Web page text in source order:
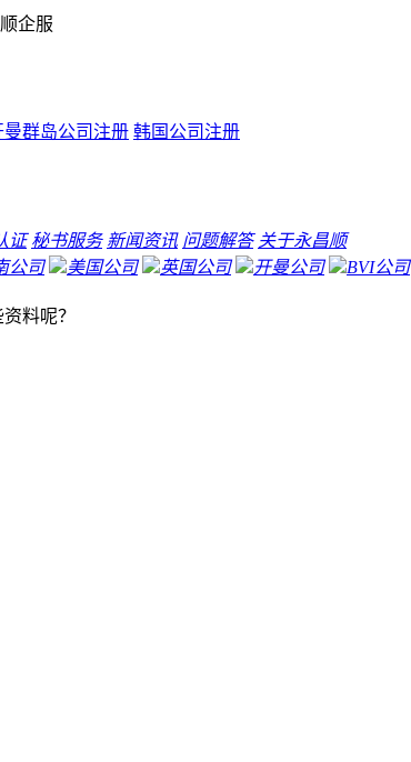
企服
曼群岛公司注册 韩国公司注册
证 秘书服务 新闻资讯 问题解答 关于永昌顺
公司 美国公司 英国公司 开曼公司 BVI公司
料呢？